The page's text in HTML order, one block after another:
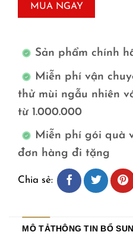
MUA NGAY
Sản phẩm chính
Miễn phí vận
thử mùi ngẫu nhiên
từ 1.000.000
Miễn phí gói quà
đơn hàng đi tặng
Chia sẻ:
MÔ TẢTHÔNG TIN BỔ